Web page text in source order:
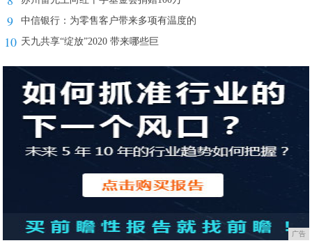
9 中信银行：为零售客户带来多项有温度的
10 天九共享“绽放”2020 带来哪些巨
广告